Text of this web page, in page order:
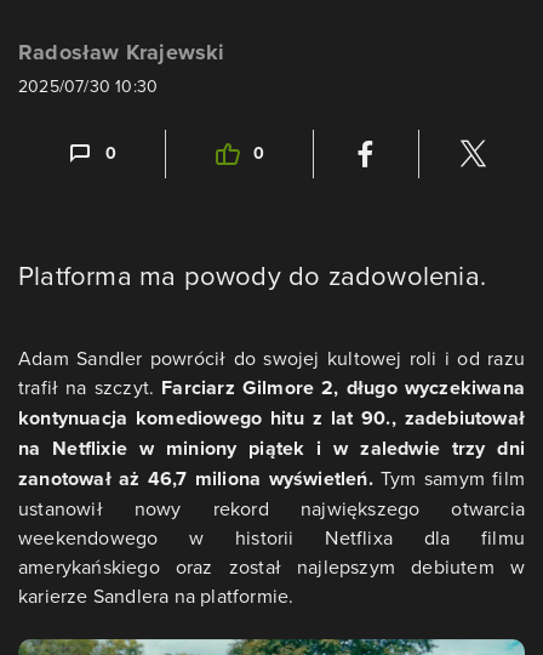
Radosław Krajewski
2025/07/30 10:30
0 0
Platforma ma powody do zadowolenia.
Adam Sandler powrócił do swojej kultowej roli i od razu
trafił na szczyt. Farciarz Gilmore 2, długo wyczekiwana
kontynuacja komediowego hitu z lat 90., zadebiutował
na Netflixie w miniony piątek i w zaledwie trzy dni
zanotował aż 46,7 miliona wyświetleń.Tym samym film
ustanowił nowy rekord największego otwarcia
weekendowego w historii Netflixa dla filmu
amerykańskiego oraz został najlepszym debiutem w
karierze Sandlera na platformie.